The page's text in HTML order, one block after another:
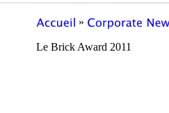
»
Le Brick Award 2011